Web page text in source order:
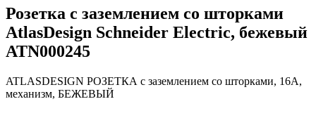
Розетка с заземлением со шторками
AtlasDesign Schneider Electric, бежевый
ATN000245
ATLASDESIGN РОЗЕТКА с заземлением со шторками, 16А,
механизм, БЕЖЕВЫЙ